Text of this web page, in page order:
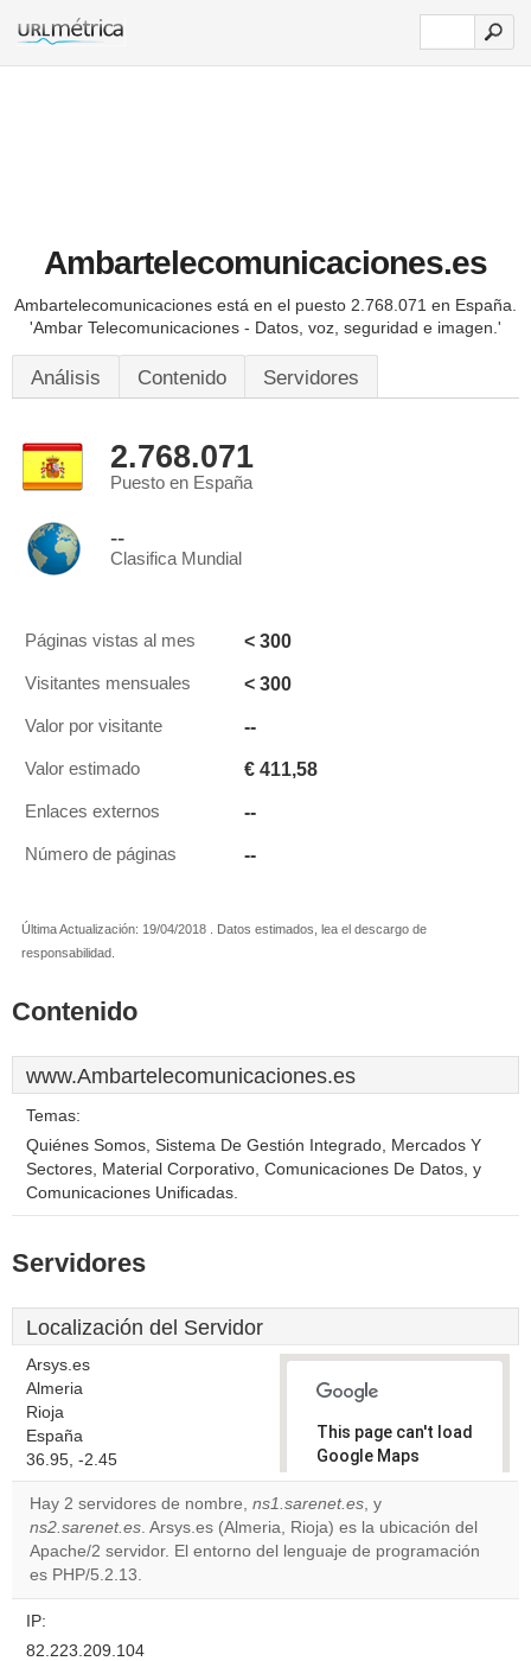
Ambartelecomunicaciones.es
Ambartelecomunicaciones está en el puesto 2.768.071 en España.
'Ambar Telecomunicaciones - Datos, voz, seguridad e imagen.'
Análisis Contenido Servidores
2.768.071
Puesto en España
--
Clasifica Mundial
Páginas vistas al mes < 300
Visitantes mensuales < 300
Valor por visitante --
Valor estimado € 411,58
Enlaces externos --
Número de páginas --
Última Actualización: 19/04/2018 . Datos estimados, lea el descargo de
responsabilidad.
Contenido
www.Ambartelecomunicaciones.es
Temas:
Quiénes Somos, Sistema De Gestión Integrado, Mercados Y
Sectores, Material Corporativo, Comunicaciones De Datos, y
Comunicaciones Unificadas.
Servidores
Localización del Servidor
Arsys.es
Almeria
Rioja
España
36.95, -2.45
This page can't load
Google Maps
correctly.
Do you
own this
OK
Hay 2 servidores de nombre, ns1.sarenet.es, y
ns2.sarenet.es. Arsys.es (Almeria, Rioja) es la ubicación del
Apache/2 servidor. El entorno del lenguaje de programación
es PHP/5.2.13.
IP:
82.223.209.104